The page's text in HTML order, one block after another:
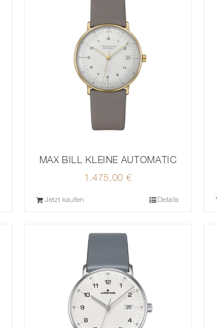
MAX BILL KLEINE AUTOMATIC
1.475,00 €
Jetzt kaufen Details